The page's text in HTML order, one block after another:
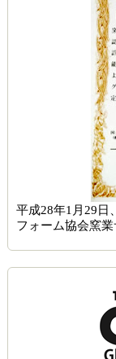
平成28年1月29日
フォーム協会窯